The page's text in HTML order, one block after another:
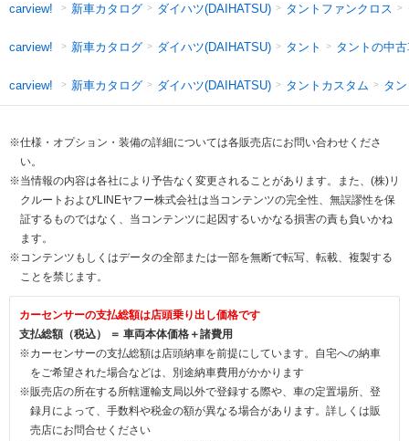
carview! 新車カタログ ダイハツ(DAIHATSU) タントファンクロス
carview! 新車カタログ ダイハツ(DAIHATSU) タント タントの中
carview! 新車カタログ ダイハツ(DAIHATSU) タントカスタム タ
※仕様・オプション・装備の詳細については各販売店にお問い合わせくださ
い。
※当情報の内容は各社により予告なく変更されることがあります。また、(株)リ
クルートおよびLINEヤフー株式会社は当コンテンツの完全性、無誤謬性を保
証するものではなく、当コンテンツに起因するいかなる損害の責も負いかね
ます。
※コンテンツもしくはデータの全部または一部を無断で転写、転載、複製する
ことを禁じます。
カーセンサーの支払総額は店頭乗り出し価格です
支払総額（税込） ＝ 車両本体価格＋諸費用
※カーセンサーの支払総額は店頭納車を前提にしています。自宅への納車
をご希望された場合などは、別途納車費用がかかります
※販売店の所在する所轄運輸支局以外で登録する際や、車の定置場所、登
録月によって、手数料や税金の額が異なる場合があります。詳しくは販
売店にお問合せください